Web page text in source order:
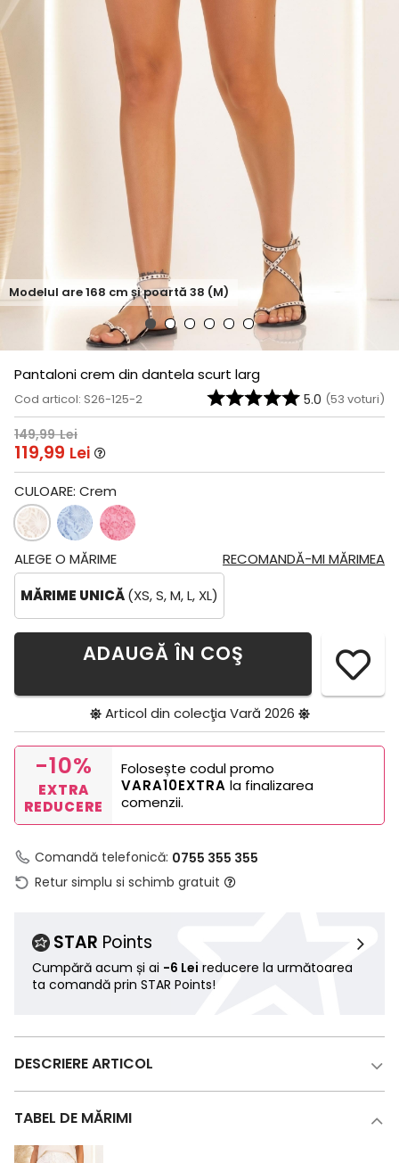
Modelul are168 cm și poartă 38 (M)
Pantaloni crem din dantela scurt larg
Cod articol: S26-125-2 5.0 (53 voturi)
149,99 Lei
119,99 Lei
CULOARE: Crem
RECOMANDĂ-MI MĂRIMEA
ALEGE O MĂRIME
MĂRIME UNICĂ(XS, S, M, L, XL)
ADAUGĂ ÎN COŞ
Articol din colecţia Vară 2026
-10%
EXTRA
REDUCERE
Folosește codul promo
VARA10EXTRA la finalizarea
comenzii.
Comandă telefonică: 0755 355 355
Retur simplu si schimb gratuit
STAR Points
Cumpără acum și ai -6 Lei reducere la următoarea
ta comandă prin STAR Points!
DESCRIERE ARTICOL
TABEL DE MĂRIMI